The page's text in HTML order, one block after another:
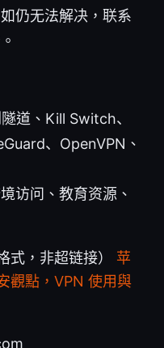
仍无法解决，联系
道、Kill Switch、
、OpenVPN、
访问、教育资源、
式，非超链接） 苹
觀點，VPN 使用與